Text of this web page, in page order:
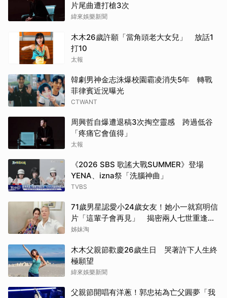
片尾曲遭打槍3次
緯來娛樂新聞
木木26歲許願「當角頭老大女兒」 放話1
打10
太報
韓劇男神金志洙爆校園霸凌消失5年 轉戰
菲律賓近況曝光
CTWANT
周興哲自爆遭退稿3次掏空靈感 跨過低谷
「疼痛它會值得」
太報
《2026 SBS 歌謠大戰SUMMER》登場
YENA、izna祭「洗腦神曲」
TVBS
71歲男星認愛小24歲女友！她小一就寫明信
片「這輩子會再見」 揭密兩人七世重逢奇
緣
姊妹淘
木木父親節歡慶26歲生日 哭著許下人生終
極願望
緯來娛樂新聞
父親節開唱有洋蔥！郭忠祐為亡父圓夢「我